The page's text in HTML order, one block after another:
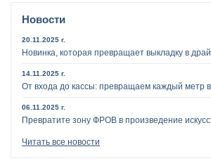
Новости
20.11.2025 г.
Новинка, которая превращает выкладку в
14.11.2025 г.
От входа до кассы: превращаем каждый метр
06.11.2025 г.
Превратите зону ФРОВ в произведение
Читать все новости